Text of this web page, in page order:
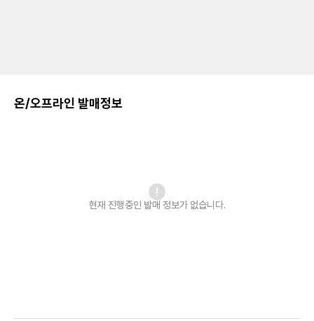
온/오프라인 발매정보
현재 진행중인 발매 정보가 없습니다.